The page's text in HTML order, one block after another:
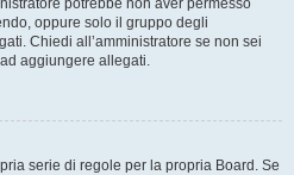
potrebbe non aver permesso
oppure solo il gruppo degli
Chiedi all’amministratore se non sei
aggiungere allegati.
serie di regole per la propria Board. Se